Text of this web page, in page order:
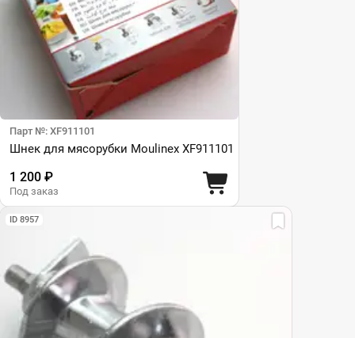
Парт №: XF911101
Шнек для мясорубки Moulinex XF911101
1 200 ₽
Под заказ
ID 8957